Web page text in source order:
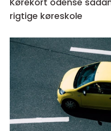
rigtige køreskole